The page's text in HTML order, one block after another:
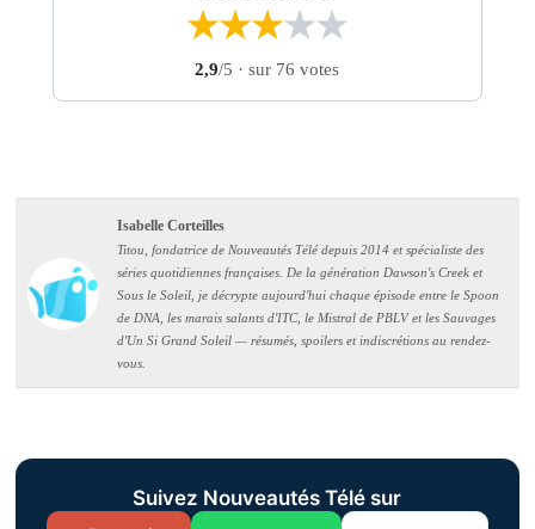
★★★★★
2,9/5 · sur 76 votes
Isabelle Corteilles
Titou, fondatrice de Nouveautés Télé depuis 2014 et spécialiste des
séries quotidiennes françaises. De la génération Dawson's Creek et
Sous le Soleil, je décrypte aujourd'hui chaque épisode entre le Spoon
de DNA, les marais salants d'ITC, le Mistral de PBLV et les Sauvages
d'Un Si Grand Soleil — résumés, spoilers et indiscrétions au rendez-
vous.
Suivez Nouveautés Télé sur